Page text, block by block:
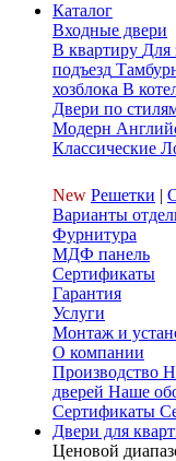
Каталог
Входные двери
В квартиру Для
подъезд
хозблока В
Двери по
Модерн
Классические
New Решетки |
Варианты
Фурнитура
МДФ панель
Сертификаты
Гарантия
Услуги
Монтаж и
О компании
Производство
дверей Наше
Сертификаты
Двери для
Ценовой